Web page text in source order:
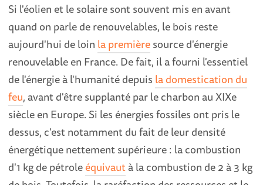
Si l'éolien et le solaire sont souvent mis en avant
quand on parle de renouvelables, le bois reste
aujourd'hui de loin la premièresource d'énergie
renouvelable en France. De fait, il a fourni l'essentiel
de l'énergie à l'humanité depuis la domestication du
feu, avant d'être supplanté par le charbon au XIXe
siècle en Europe. Si les énergies fossiles ont pris le
dessus, c'est notamment du fait de leur densité
énergétique nettement supérieure : la combustion
d'1 kg de pétroleéquivautà la combustion de 2 à 3 kg